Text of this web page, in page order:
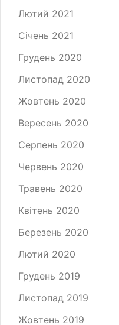
Лютий 2021
Січень 2021
Грудень 2020
Листопад 2020
Жовтень 2020
Вересень 2020
Серпень 2020
Червень 2020
Травень 2020
Квітень 2020
Березень 2020
Лютий 2020
Грудень 2019
Листопад 2019
Жовтень 2019